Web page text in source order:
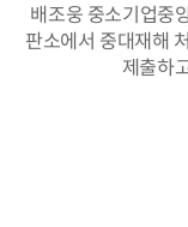
배조웅 중소기업중
판소에서 중대재해
제출하